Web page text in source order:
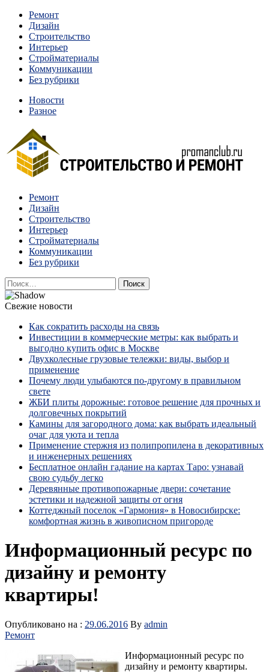
Перейти
содержимому
Ремонт
Дизайн
Строительство
Интерьер
Стройматериалы
Коммуникации
Без рубрики
Новости
Разное
Строительство и ремонт
Квартиры и дома, в которых живут разные люди, очень
отличаются между собой.
Ремонт
Дизайн
Строительство
Интерьер
Стройматериалы
Коммуникации
Без рубрики
Найти:
Свежие новости
Как сократить расходы на связь
Инвестиции в коммерческие метры: как выбрать и
выгодно купить офис в Москве
Двухколесные грузовые тележки: виды, выбор и
применение
Почему люди улыбаются по‑другому в правильном
свете
ЖБИ плиты дорожные: готовое решение для прочных и
долговечных покрытий
Камины для загородного дома: как выбрать идеальный
очаг для уюта и тепла
Применение стержня из полипропилена в декоративных
и инженерных решениях
Бесплатное онлайн гадание на картах Таро: узнавай
свою судьбу легко
Деревянные противопожарные двери: сочетание
эстетики и надежной защиты от огня
Коттеджный поселок «Гармония» в Новосибирске:
комфортная жизнь в живописном пригороде
Информационный ресурс по
дизайну и ремонту
квартиры!
Опубликовано на : 29.06.2016 By admin
Ремонт
Информационный ресурс по
дизайну и ремонту квартиры.